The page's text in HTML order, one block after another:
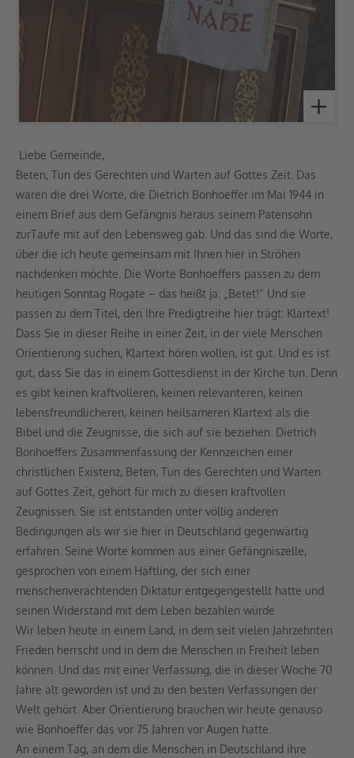
Liebe Gemeinde,
Beten, Tun des Gerechten und Warten auf Gottes Zeit. Das
waren die drei Worte, die Dietrich Bonhoeffer im Mai 1944 in
einem Brief aus dem Gefängnis heraus seinem Patensohn
zurTaufe mit auf den Lebensweg gab. Und das sind die Worte,
über die ich heute gemeinsam mit Ihnen hier in Ströhen
nachdenken möchte. Die Worte Bonhoeffers passen zu dem
heutigen Sonntag Rogate – das heißt ja: „Betet!“ Und sie
passen zu dem Titel, den Ihre Predigtreihe hier trägt: Klartext!
Dass Sie in dieser Reihe in einer Zeit, in der viele Menschen
Orientierung suchen, Klartext hören wollen, ist gut. Und es ist
gut, dass Sie das in einem Gottesdienst in der Kirche tun. Denn
es gibt keinen kraftvolleren, keinen relevanteren, keinen
lebensfreundlicheren, keinen heilsameren Klartext als die
Bibel und die Zeugnisse, die sich auf sie beziehen. Dietrich
Bonhoeffers Zusammenfassung der Kennzeichen einer
christlichen Existenz, Beten, Tun des Gerechten und Warten
auf Gottes Zeit, gehört für mich zu diesen kraftvollen
Zeugnissen. Sie ist entstanden unter völlig anderen
Bedingungen als wir sie hier in Deutschland gegenwärtig
erfahren. Seine Worte kommen aus einer Gefängniszelle,
gesprochen von einem Häftling, der sich einer
menschenverachtenden Diktatur entgegengestellt hatte und
seinen Widerstand mit dem Leben bezahlen würde.
Wir leben heute in einem Land, in dem seit vielen Jahrzehnten
Frieden herrscht und in dem die Menschen in Freiheit leben
können. Und das mit einer Verfassung, die in dieser Woche 70
Jahre alt geworden ist und zu den besten Verfassungen der
Welt gehört. Aber Orientierung brauchen wir heute genauso
wie Bonhoeffer das vor 75 Jahren vor Augen hatte.
An einem Tag, an dem die Menschen in Deutschland ihre